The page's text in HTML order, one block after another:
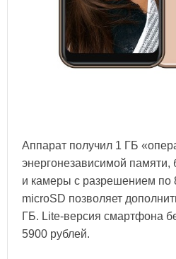
Аппарат получил 1 ГБ
энергонезависимой
и камеры с разрешением
microSD позволяет
ГБ. Lite-версия смартфона
5900 рублей.